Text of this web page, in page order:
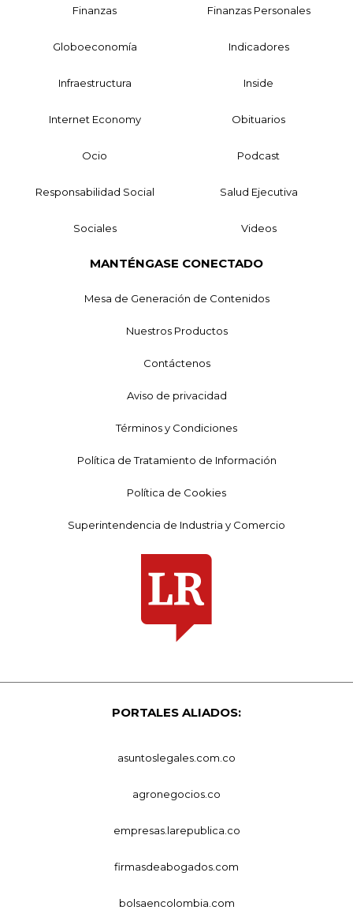
Finanzas Finanzas Personales
Globoeconomía Indicadores
Infraestructura Inside
Internet Economy Obituarios
Ocio Podcast
Responsabilidad Social Salud Ejecutiva
Sociales Videos
MANTÉNGASE CONECTADO
Mesa de Generación de Contenidos
Nuestros Productos
Contáctenos
Aviso de privacidad
Términos y Condiciones
Política de Tratamiento de Información
Política de Cookies
Superintendencia de Industria y Comercio
PORTALES ALIADOS:
asuntoslegales.com.co
agronegocios.co
empresas.larepublica.co
firmasdeabogados.com
bolsaencolombia.com